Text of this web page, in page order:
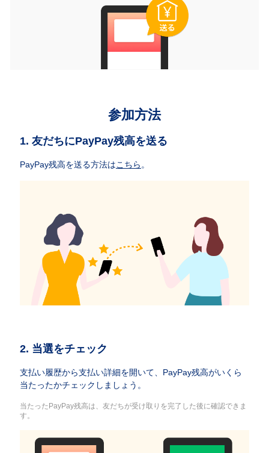
参加方法
1. 友だちにPayPay残高を送る
PayPay残高を送る方法はこちら 。
2. 当選をチェック
支払い履歴から支払い詳細を開いて、PayPay残高がいくら
当たったかチェックしましょう。
当たったPayPay残高は、友だちが受け取りを完了した後に確認できま
す。